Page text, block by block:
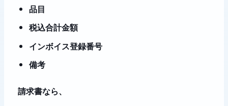
品目
税込合計金額
インボイス登録番号
備考
請求書なら、